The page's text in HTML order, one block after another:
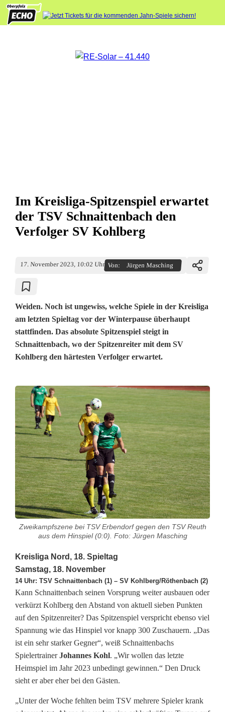
Im Kreisliga-Spitzenspiel erwartet
der TSV Schnaittenbach den
Verfolger SV Kohlberg
17. November 2023, 10:02 Uhr Von: Jürgen Masching
Weiden. Noch ist ungewiss, welche Spiele in der Kreisliga
am letzten Spieltag vor der Winterpause überhaupt
stattfinden. Das absolute Spitzenspiel steigt in
Schnaittenbach, wo der Spitzenreiter mit dem SV
Kohlberg den härtesten Verfolger erwartet.
I
m
K
r
e
i
s
g
a
-
S
p
i
t
z
Zweikampfszene bei TSV Erbendorf gegen den TSV Reuth
aus dem Hinspiel (0:0). Foto: Jürgen Masching
Kreisliga Nord, 18. Spieltag
Samstag, 18. November
14 Uhr: TSV Schnaittenbach (1) – SV Kohlberg/Röthenbach (2)
Kann Schnaittenbach seinen Vorsprung weiter ausbauen oder
verkürzt Kohlberg den Abstand von aktuell sieben Punkten
auf den Spitzenreiter? Das Spitzenspiel verspricht ebenso viel
Spannung wie das Hinspiel vor knapp 300 Zuschauern. „Das
ist ein sehr starker Gegner“, weiß Schnaittenbachs
SpielertrainerJohannes Kohl. „Wir wollen das letzte
Heimspiel im Jahr 2023 unbedingt gewinnen.“ Den Druck
sieht er aber eher bei den Gästen.
„Unter der Woche fehlten beim TSV mehrere Spieler krank